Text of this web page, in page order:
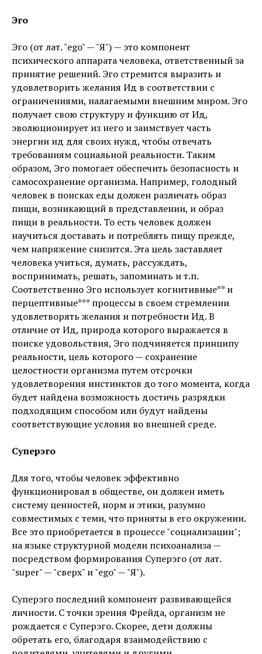
Эго
Эго (от лат. "ego" — "Я") — это компонент
психического аппарата человека, ответственный за
принятие решений. Эго стремится выразить и
удовлетворить желания Ид в соответствии с
ограничениями, налагаемыми внешним миром. Эго
получает свою структуру и функцию от Ид,
эволюционирует из него и заимствует часть
энергии ид для своих нужд, чтобы отвечать
требованиям социальной реальности. Таким
образом, Эго помогает обеспечить безопасность и
самосохранение организма. Например, голодный
человек в поисках еды должен различать образ
пищи, возникающий в представлении, и образ
пищи в реальности. То есть человек должен
научиться доставать и потреблять пищу прежде,
чем напряжение снизится. Эта цель заставляет
человека учиться, думать, рассуждать,
воспринимать, решать, запоминать и т.п.
Соответственно Эго использует когнитивные** и
перцептивные*** процессы в своем стремлении
удовлетворять желания и потребности Ид. В
отличие от Ид, природа которого выражается в
поиске удовольствия, Эго подчиняется принципу
реальности, цель которого — сохранение
целостности организма путем отсрочки
удовлетворения инстинктов до того момента, когда
будет найдена возможность достичь разрядки
подходящим способом или будут найдены
соответствующие условия во внешней среде.
Суперэго
Для того, чтобы человек эффективно
функционировал в обществе, он должен иметь
систему ценностей, норм и этики, разумно
совместимых с теми, что приняты в его окружении.
Все это приобретается в процессе "социализации";
на языке структурной модели психоанализа —
посредством формирования Cуперэго (от лат.
"super" — "сверх" и "ego" — "Я").
Суперэго последний компонент развивающейся
личности. С точки зрения Фрейда, организм не
рождается с Cуперэго. Скорее, дети должны
обретать его, благодаря взаимодействию с